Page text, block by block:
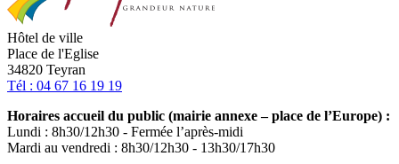
Hôtel de ville
Place de l'Eglise
34820 Teyran
Tél : 04 67 16 19 19
Horaires accueil du public (mairie annexe – place de l’Europe) :
Lundi : 8h30/12h30 - Fermée l’après-midi
Mardi au vendredi : 8h30/12h30 - 13h30/17h30